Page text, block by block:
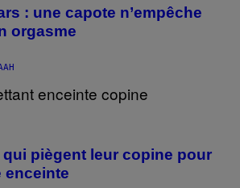
: une capote n’empêche
orgasme
piègent leur copine pour
enceinte